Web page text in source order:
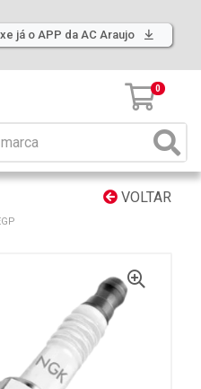
já o APP da AC Araujo
0
VOLTAR